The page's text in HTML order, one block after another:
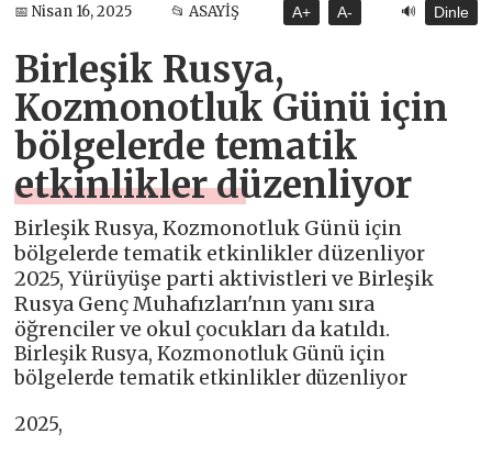
📅 Nisan 16, 2025 📂 ASAYİŞ A+ A- 🔊 Dinle
Birleşik Rusya,
Kozmonotluk Günü için
bölgelerde tematik
etkinlikler düzenliyor
Birleşik Rusya, Kozmonotluk Günü için
bölgelerde tematik etkinlikler düzenliyor
2025, Yürüyüşe parti aktivistleri ve Birleşik
Rusya Genç Muhafızları'nın yanı sıra
öğrenciler ve okul çocukları da katıldı.
Birleşik Rusya, Kozmonotluk Günü için
bölgelerde tematik etkinlikler düzenliyor
2025,